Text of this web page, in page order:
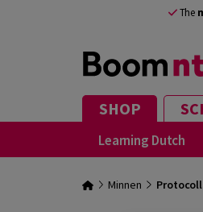
The
SHOP
Learning Dutch
Minnen